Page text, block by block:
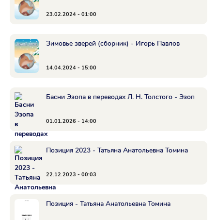
23.02.2024 - 01:00
Зимовье зверей (сборник) - Игорь Павлов
14.04.2024 - 15:00
Басни Эзопа в переводах Л. Н. Толстого - Эзоп
01.01.2026 - 14:00
Позиция 2023 - Татьяна Анатольевна Томина
22.12.2023 - 00:03
Позиция - Татьяна Анатольевна Томина